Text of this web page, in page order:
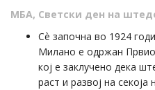
МБА, Светски ден на
Сѐ започна во 1924
Милано е одржан
кој е заклучено дека
раст и развој на